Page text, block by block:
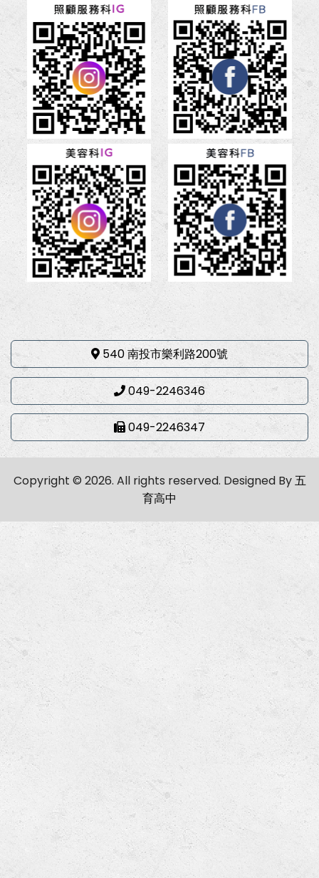
540 南投市樂利路200號
049-2246346
049-2246347
Copyright © 2026. All rights reserved. Designed By五
育高中